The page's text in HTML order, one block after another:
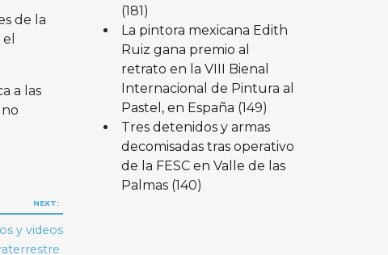
de la
a las
NEXT:
y videos
(181)
La pintora mexicana Edith
Ruiz gana premio al
retrato en la VIII Bienal
Internacional de Pintura al
Pastel, en España (149)
Tres detenidos y armas
decomisadas tras operativo
de la FESC en Valle de las
Palmas (140)